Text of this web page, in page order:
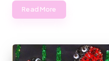
Read More